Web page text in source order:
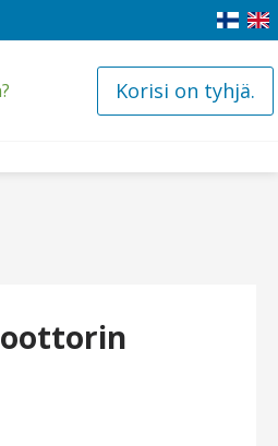
Korisi on tyhjä.